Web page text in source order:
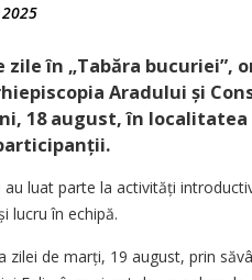
în „Tabăra bucuriei”,
Aradului și
18 august, în localitatea
luat parte la activități
lucru în echipă.
de marți, 19 august, prin